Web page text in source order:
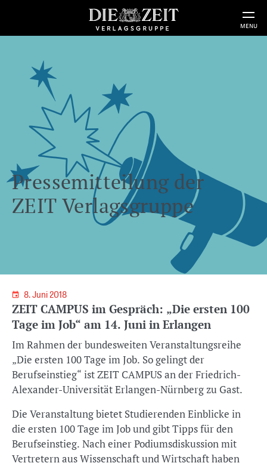
MENU
Pressemitteilung der
ZEIT Verlagsgruppe
8. Juni 2018
ZEIT CAMPUS im Gespräch: „Die ersten 100
Tage im Job“ am 14. Juni in Erlangen
Im Rahmen der bundesweiten Veranstaltungsreihe
„Die ersten 100 Tage im Job. So gelingt der
Berufseinstieg“ ist ZEIT CAMPUS an der Friedrich-
Alexander-Universität Erlangen-Nürnberg zu Gast.
Die Veranstaltung bietet Studierenden Einblicke in
die ersten 100 Tage im Job und gibt Tipps für den
Berufseinstieg. Nach einer Podiumsdiskussion mit
Vertretern aus Wissenschaft und Wirtschaft haben